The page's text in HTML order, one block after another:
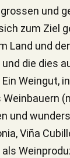
und
zum Ziel
Land und
die dies
Weingut,
Weinbauern
und
Viña
als